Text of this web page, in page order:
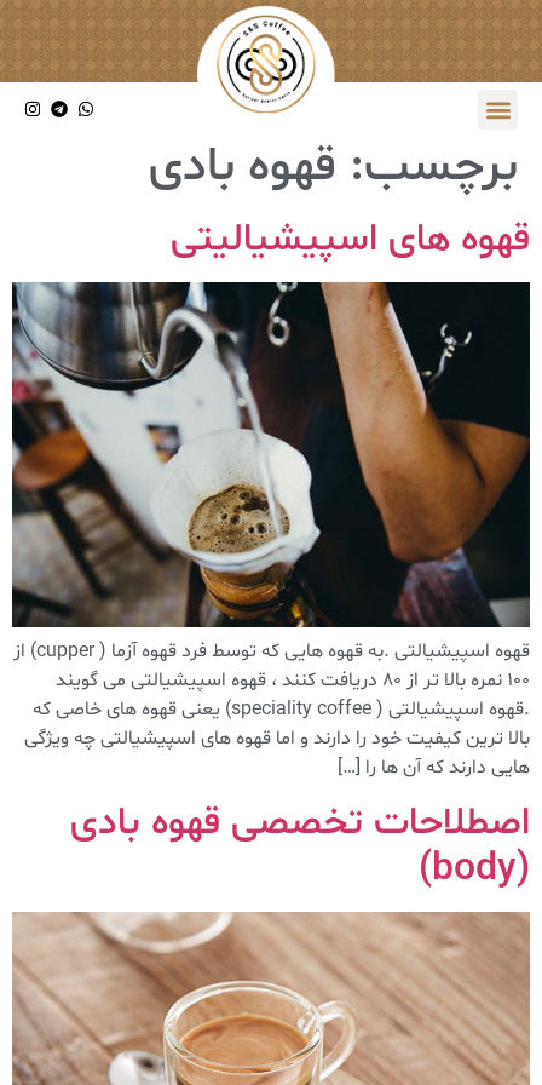
برچسب: قهوه بادی
قهوه های اسپیشیالیتی
قهوه اسپیشیالتی .به قهوه هایی که توسط فرد قهوه آزما ( cupper) از
۱۰۰ نمره بالا تر از ۸۰ دریافت کنند ، قهوه اسپیشیالتی می گویند
.قهوه اسپیشیالتی ( speciality coffee) یعنی قهوه های خاصی که
بالا ترین کیفیت خود را دارند و اما قهوه های اسپیشیالتی چه ویژگی
هایی دارند که آن ها را […]
اصطلاحات تخصصی قهوه بادی
(body)